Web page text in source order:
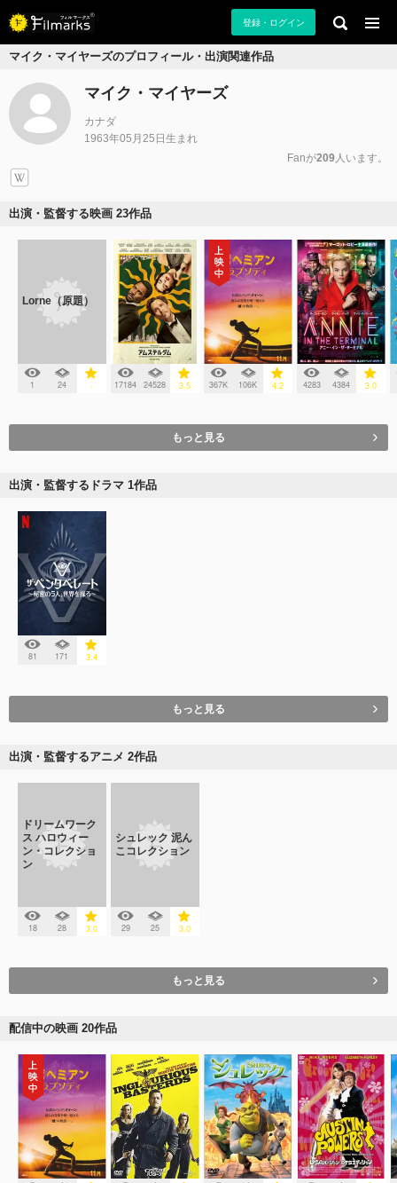
登録・ログイン
マイク・マイヤーズのプロフィール・出演関連作品
マイク・マイヤーズ
カナダ
1963年05月25日生まれ
Fanが209人います。
出演・監督する映画 23作品
Lorne（原題）
1 24 - 17184 24528 3.5 367K 106K 4.2 4283 4384 3.0
もっと見る
出演・監督するドラマ 1作品
81 171 3.4
もっと見る
出演・監督するアニメ 2作品
ドリームワーク
ス ハロウィー
ン・コレクショ
ン
18 28 3.0
シュレック 泥ん
こコレクション
29 25 3.0
もっと見る
配信中の映画 20作品